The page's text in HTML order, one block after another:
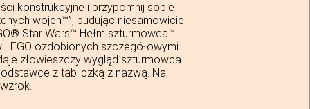
konstrukcyjne i przypomnij sobie
wojen™”, budując niesamowicie
Star Wars™ Hełm szturmowca™
ozdobionych szczegółowymi
złowieszczy wygląd szturmowca.
z tabliczką z nazwą. Na